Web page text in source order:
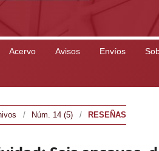
Acervo Avisos Envíos
/ Núm. 14 (5) / RESEÑAS